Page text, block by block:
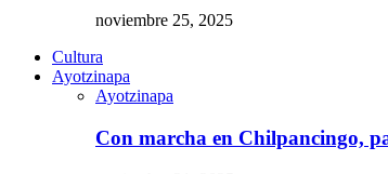
noviembre 25, 2025
Cultura
Ayotzinapa
Ayotzinapa
Con marcha en Chilpancingo,